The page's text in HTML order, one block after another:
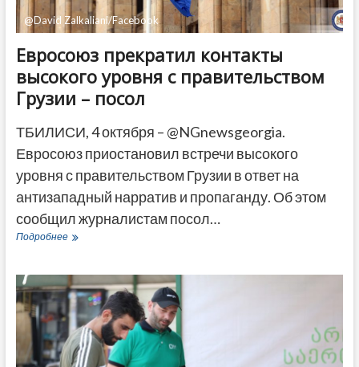
@David Zalkaliani/Facebook
Евросоюз прекратил контакты
высокого уровня с правительством
Грузии – посол
ТБИЛИСИ, 4 октября – @NGnewsgeorgia.
Евросоюз приостановил встречи высокого
уровня с правительством Грузии в ответ на
антизападный нарратив и пропаганду. Об этом
сообщил журналистам посол…
ПодробнееЕвросоюз
уровня
правительством
Грузии
–